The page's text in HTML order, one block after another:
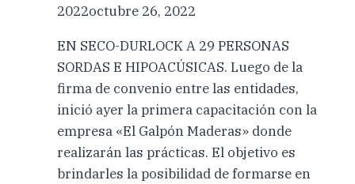
2022octubre 26, 2022
EN SECO-DURLOCK A 29 PERSONAS
SORDAS E HIPOACÚSICAS. Luego de la
firma de convenio entre las entidades,
inició ayer la primera capacitación con la
empresa «El Galpón Maderas» donde
realizarán las prácticas. El objetivo es
brindarles la posibilidad de formarse en